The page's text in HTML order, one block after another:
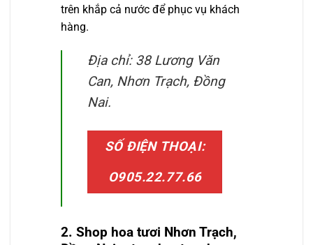
trên khắp cả nước để phục vụ khách
hàng.
Địa chỉ: 38 Lương Văn
Can, Nhơn Trạch, Đồng
Nai.
SỐ ĐIỆN THOẠI:
O905.22.77.66
2. Shop hoa tươi Nhơn Trạch,